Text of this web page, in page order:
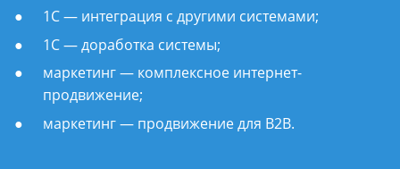
1С — интеграция с другими системами;
1С — доработка системы;
маркетинг — комплексное интернет-
продвижение;
маркетинг — продвижение для B2B.